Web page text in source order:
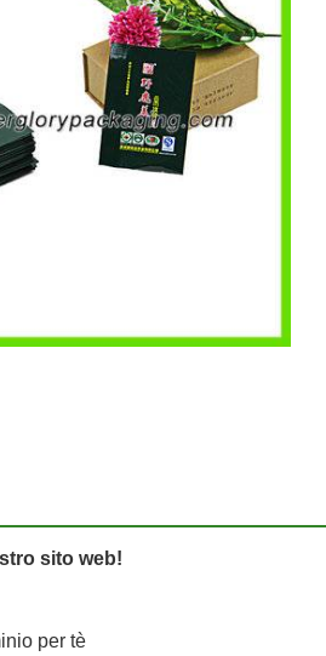
sito web!
per tè